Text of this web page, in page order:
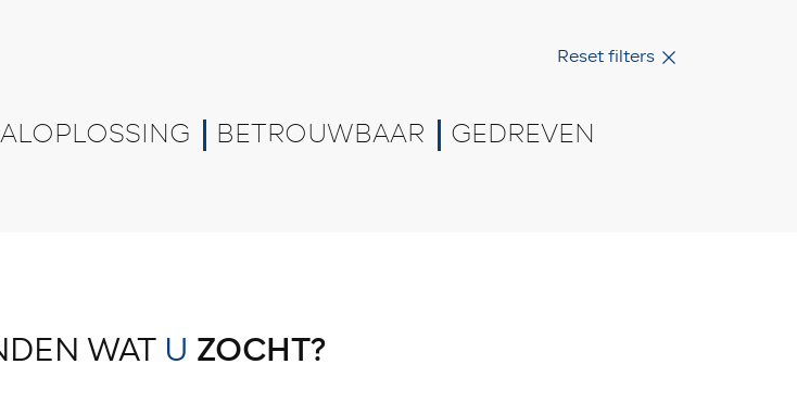
Reset filters
BETROUWBAAR GEDREVEN
WAT U ZOCHT?